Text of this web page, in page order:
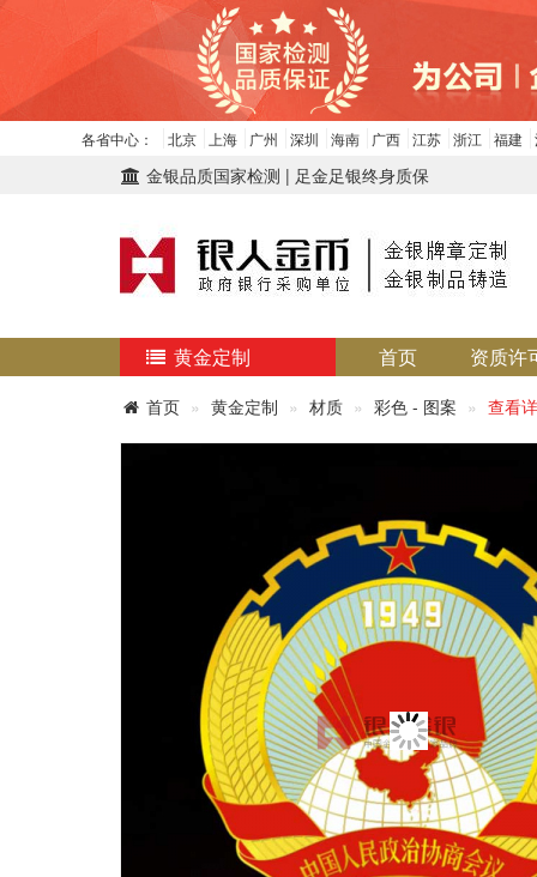
各省中心： 北京 上海 广州 深圳 海南 广西 江苏 浙江 福建
金银品质国家检测 | 足金足银终身质保
黄金定制 首页 资质许
首页 黄金定制 材质 彩色 - 图案 查看